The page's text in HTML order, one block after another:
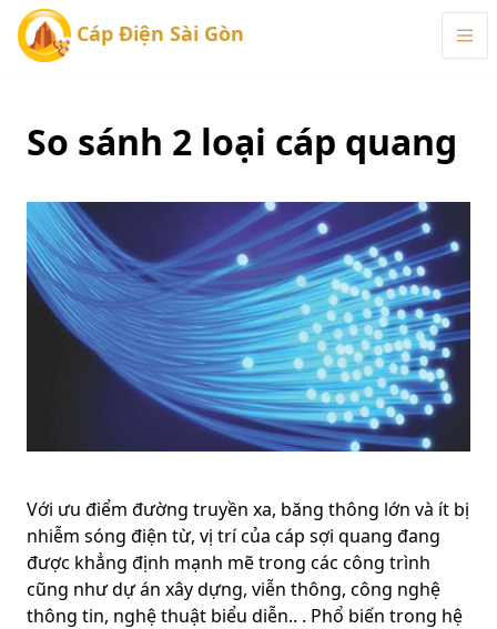
Cáp Điện Sài Gòn
So sánh 2 loại cáp quang
Với ưu điểm đường truyền xa, băng thông lớn và ít bị
nhiễm sóng điện từ, vị trí của cáp sợi quang đang
được khẳng định mạnh mẽ trong các công trình
cũng như dự án xây dựng, viễn thông, công nghệ
thông tin, nghệ thuật biểu diễn.. . Phổ biến trong hệ